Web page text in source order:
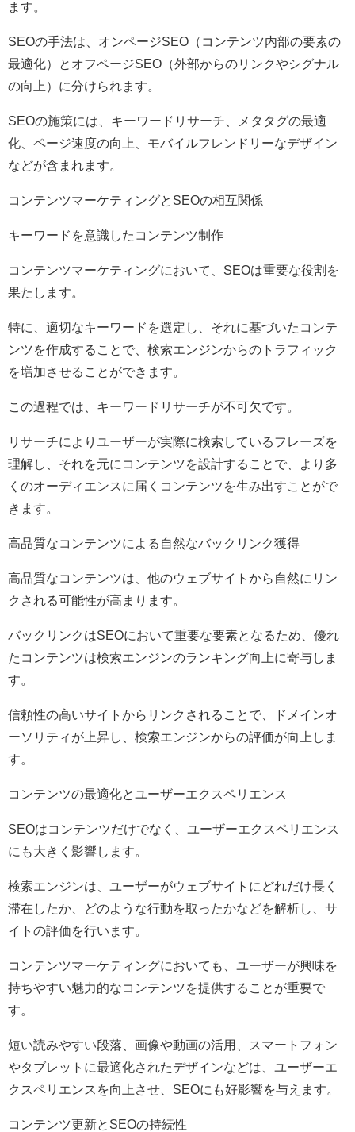
ます。
SEOの手法は、オンページSEO（コンテンツ内部の要素の
最適化）とオフページSEO（外部からのリンクやシグナル
の向上）に分けられます。
SEOの施策には、キーワードリサーチ、メタタグの最適
化、ページ速度の向上、モバイルフレンドリーなデザイン
などが含まれます。
コンテンツマーケティングとSEOの相互関係
キーワードを意識したコンテンツ制作
コンテンツマーケティングにおいて、SEOは重要な役割を
果たします。
特に、適切なキーワードを選定し、それに基づいたコンテ
ンツを作成することで、検索エンジンからのトラフィック
を増加させることができます。
この過程では、キーワードリサーチが不可欠です。
リサーチによりユーザーが実際に検索しているフレーズを
理解し、それを元にコンテンツを設計することで、より多
くのオーディエンスに届くコンテンツを生み出すことがで
きます。
高品質なコンテンツによる自然なバックリンク獲得
高品質なコンテンツは、他のウェブサイトから自然にリン
クされる可能性が高まります。
バックリンクはSEOにおいて重要な要素となるため、優れ
たコンテンツは検索エンジンのランキング向上に寄与しま
す。
信頼性の高いサイトからリンクされることで、ドメインオ
ーソリティが上昇し、検索エンジンからの評価が向上しま
す。
コンテンツの最適化とユーザーエクスペリエンス
SEOはコンテンツだけでなく、ユーザーエクスペリエンス
にも大きく影響します。
検索エンジンは、ユーザーがウェブサイトにどれだけ長く
滞在したか、どのような行動を取ったかなどを解析し、サ
イトの評価を行います。
コンテンツマーケティングにおいても、ユーザーが興味を
持ちやすい魅力的なコンテンツを提供することが重要で
す。
短い読みやすい段落、画像や動画の活用、スマートフォン
やタブレットに最適化されたデザインなどは、ユーザーエ
クスペリエンスを向上させ、SEOにも好影響を与えます。
コンテンツ更新とSEOの持続性